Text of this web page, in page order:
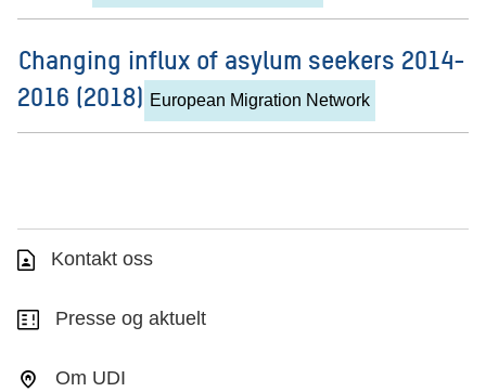
Changing influx of asylum seekers 2014-
2016 (2018) European Migration Network
Kontakt oss
Presse og aktuelt
Om UDI